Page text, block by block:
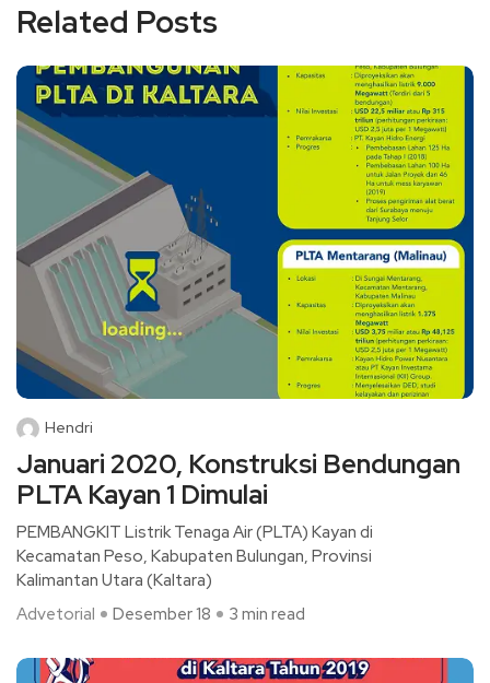
Related Posts
Hendri
Januari 2020, Konstruksi Bendungan
PLTA Kayan 1 Dimulai
PEMBANGKIT Listrik Tenaga Air (PLTA) Kayan di
Kecamatan Peso, Kabupaten Bulungan, Provinsi
Kalimantan Utara (Kaltara)
Advetorial
Desember 18 3 min read